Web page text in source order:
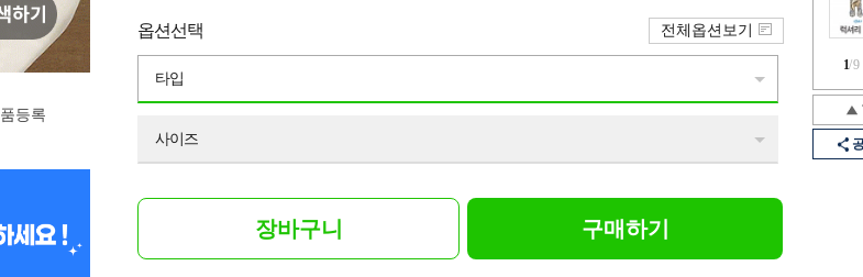
1/9
등록
옵션선택
타입
사이즈
전체옵션보기
장바구니 구매하기